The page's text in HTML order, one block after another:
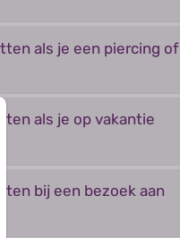
als je een piercing of
als je op vakantie
bij een bezoek aan